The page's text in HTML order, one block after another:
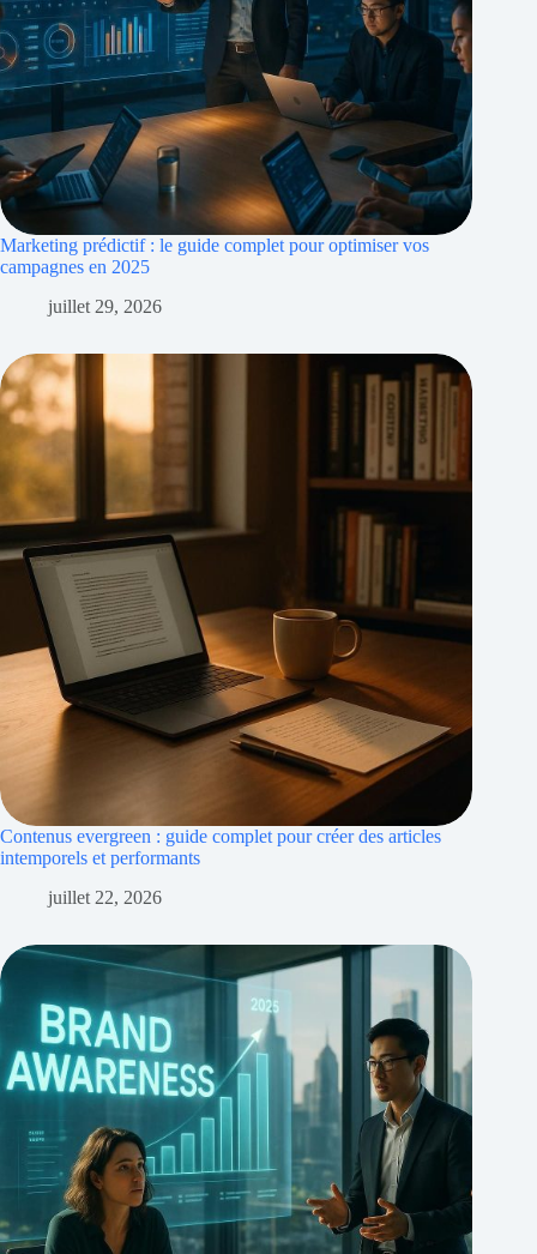
Marketing prédictif : le guide complet pour optimiser vos
campagnes en 2025
juillet 29, 2026
Contenus evergreen : guide complet pour créer des articles
intemporels et performants
juillet 22, 2026